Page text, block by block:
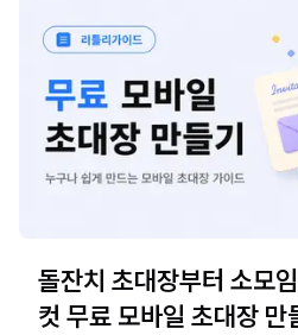
돌잔치 초대장부터 소모
컷 무료 모바일 초대장 만